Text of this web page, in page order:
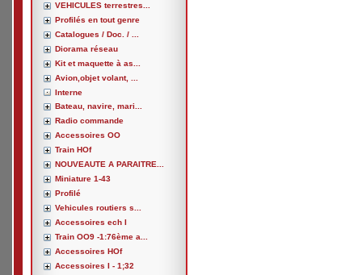
VEHICULES terrestres...
Profilés en tout genre
Catalogues / Doc. / ...
Diorama réseau
Kit et maquette à as...
Avion,objet volant, ...
Interne
Bateau, navire, mari...
Radio commande
Accessoires OO
Train HOf
NOUVEAUTE A PARAITRE...
Miniature 1-43
Profilé
Vehicules routiers s...
Accessoires ech I
Train OO9 -1:76ème a...
Accessoires HOf
Accessoires I - 1;32